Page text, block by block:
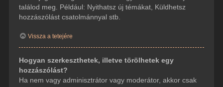
találod meg. Például: Nyithatsz új témákat, Küldhetsz
hozzászólást csatolmánnyal stb.
Vissza a tetejére
Hogyan szerkeszthetek, illetve törölhetek egy
hozzászólást?
Ha nem vagy adminisztrátor vagy moderátor, akkor csak